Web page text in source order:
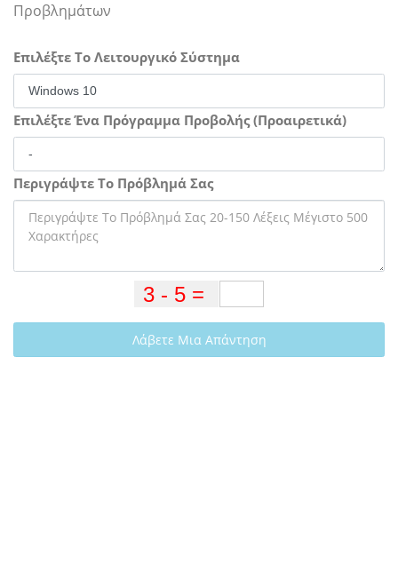
Προβλημάτων
Επιλέξτε Το Λειτουργικό Σύστημα
Επιλέξτε Ένα Πρόγραμμα Προβολής (Προαιρετικά)
Περιγράψτε Το Πρόβλημά Σας
Λάβετε Μια Απάντηση